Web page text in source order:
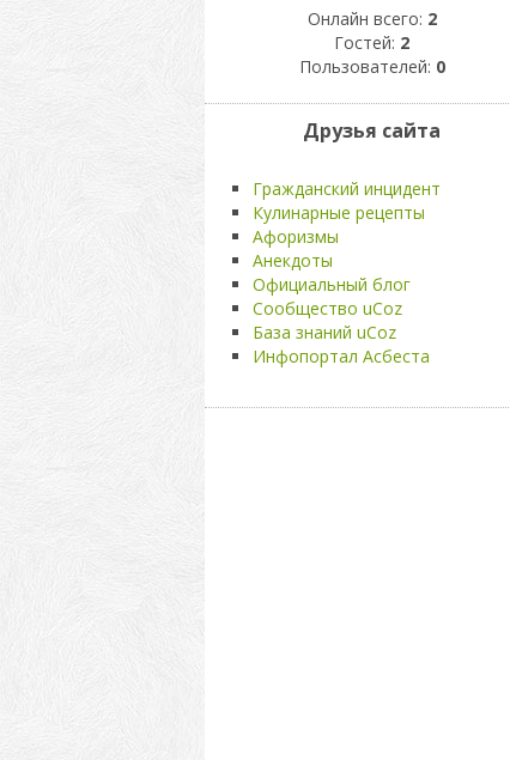
Онлайн всего: 2
Гостей: 2
Пользователей: 0
Друзья сайта
Гражданский инцидент
Кулинарные рецепты
Афоризмы
Анекдоты
Официальный блог
Сообщество uCoz
База знаний uCoz
Инфопортал Асбеста